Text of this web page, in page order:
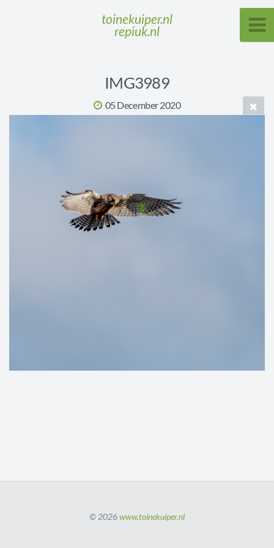
toinekuiper.nl
repiuk.nl
IMG3989
05 December 2020
© 2026www.toinekuiper.nl